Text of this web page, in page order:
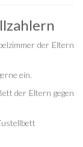
der Eltern
ein.
der Eltern gegen